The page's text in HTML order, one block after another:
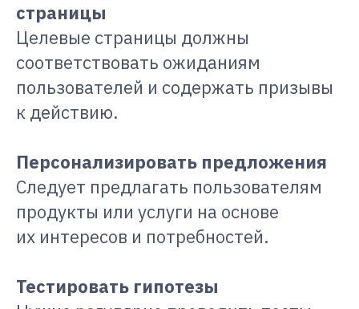
страницы
Целевые страницы должны
соответствовать ожиданиям
пользователей и содержать призывы
к действию.
Персонализировать предложения
Следует предлагать пользователям
продукты или услуги на основе
их интересов и потребностей.
Тестировать гипотезы